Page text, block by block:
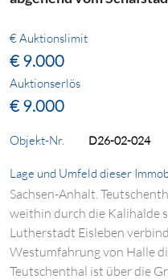
€ Auktionslimit
€ 9.000
Auktionserlös
€ 9.000
Objekt-Nr. D26-02-024
Lage und Umfeld dieser
Sachsen-Anhalt.
weithin durch die Kalihalde
Lutherstadt Eisleben
Westumfahrung von Halle
Teutschenthal ist über die